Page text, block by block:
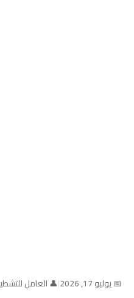
📅 يوليو 17, 2026 |👤 العامل للتشطيبات